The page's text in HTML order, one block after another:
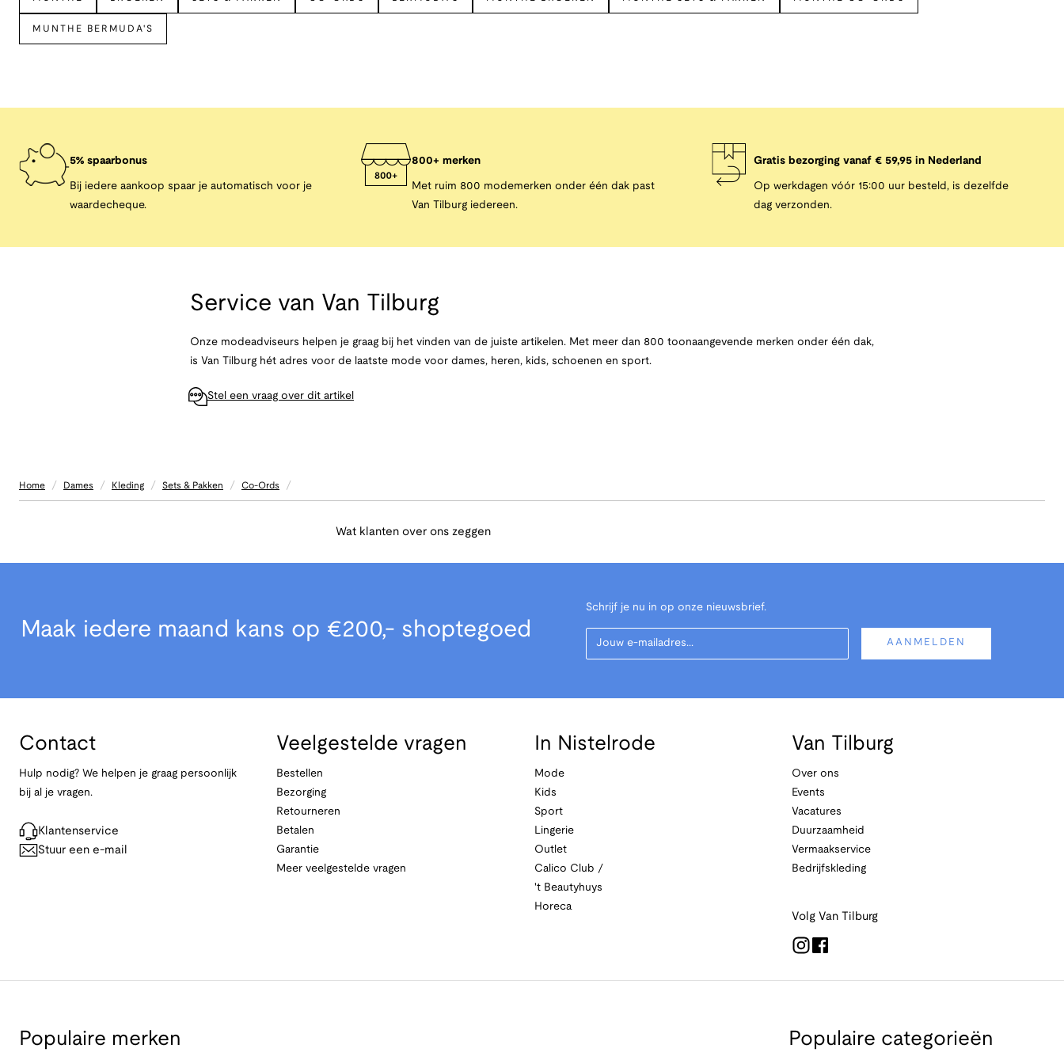
MUNTHE BERMUDA'S
5% spaarbonus
Bij iedere aankoop spaar je automatisch voor je
waardecheque.
800+ merken
Met ruim 800 modemerken onder één dak past
Van Tilburg iedereen.
Gratis bezorging vanaf € 59,95 in Nederland
Op werkdagen vóór 15:00 uur besteld, is dezelfde
dag verzonden.
Service van Van Tilburg
Onze modeadviseurs helpen je graag bij het vinden van de juiste artikelen. Met meer dan 800 toonaangevende merken onder één dak,
is Van Tilburg hét adres voor de laatste mode voor dames, heren, kids, schoenen en sport.
Stel een vraag over dit artikel
Home / Dames / Kleding / Sets & Pakken / Co-Ords /
Wat klanten over ons zeggen
Maak iedere maand kans op €200,- shoptegoed
Schrijf je nu in op onze nieuwsbrief.
Your Email
AANMELDEN
Contact
Hulp nodig? We helpen je graag persoonlijk
bij al je vragen.
Klantenservice
Stuur een e-mail
Veelgestelde vragen
Bestellen
Bezorging
Retourneren
Betalen
Garantie
Meer veelgestelde vragen
In Nistelrode
Mode
Kids
Sport
Lingerie
Outlet
Calico Club /
't Beautyhuys
Horeca
Van Tilburg
Over ons
Events
Vacatures
Duurzaamheid
Vermaakservice
Bedrijfskleding
Volg Van Tilburg
Populaire merken Populaire categorieën